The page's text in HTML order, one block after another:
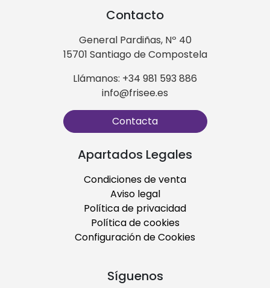
Contacto
General Pardiñas, Nº 40
15701 Santiago de Compostela
Llámanos: +34 981 593 886
info@frisee.es
Contacta
Apartados Legales
Condiciones de venta
Aviso legal
Política de privacidad
Política de cookies
Configuración de Cookies
Síguenos